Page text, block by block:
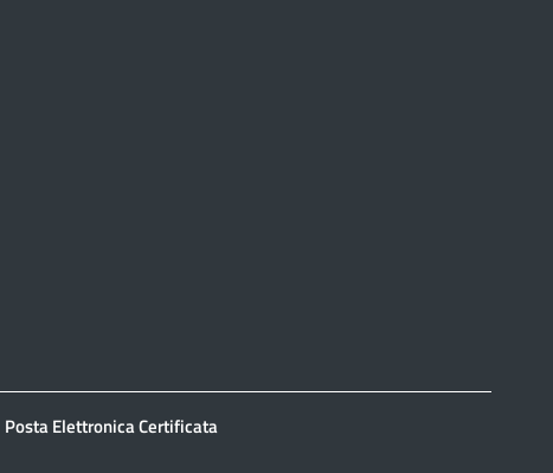
Posta Elettronica Certificata